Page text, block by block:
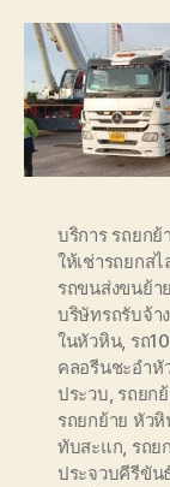
บริการ รถยกย้
ให้เช่ารถยกส
รถขนส่งขนย้า
บริษัทรถรับจ้า
ในหัวหิน, รถ
คลอรีนชะอำหั
ประวบ, รถยก
รถยกย้าย หัว
ทับสะแก, รถย
ประจวบคีรีขัน